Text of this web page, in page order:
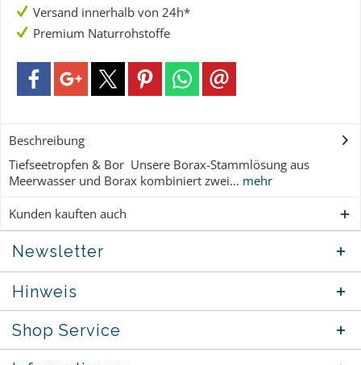
Versand innerhalb von 24h*
Premium Naturrohstoffe
Beschreibung
Tiefseetropfen & Bor Unsere Borax-Stammlösung aus
Meerwasser und Borax kombiniert zwei... mehr
Kunden kauften auch
Newsletter
Hinweis
Shop Service